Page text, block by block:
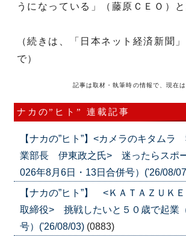
うになっている」（藤原ＣＥＯ）と
（続きは、「日本ネット経済新聞
で）
記事は取材・執筆時の情報で、現在
ナカの”ヒト” 連載記事
【ナカの”ヒト”】<カメラのキタム
業部長 伊東政之氏> 迷ったらスポ
026年8月6日・13日合併号）('26/08/
【ナカの”ヒト”】 <ＫＡＴＡＺＵＫ
取締役> 挑戦したいと５０歳で起業
号）('26/08/03) (0883)